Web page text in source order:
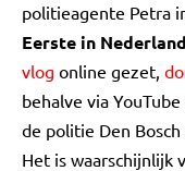
politieagente Petra
Eerste in Nederland
vlog online gezet,
behalve via
de politie Den Bosch
Het is waarschijnlijk